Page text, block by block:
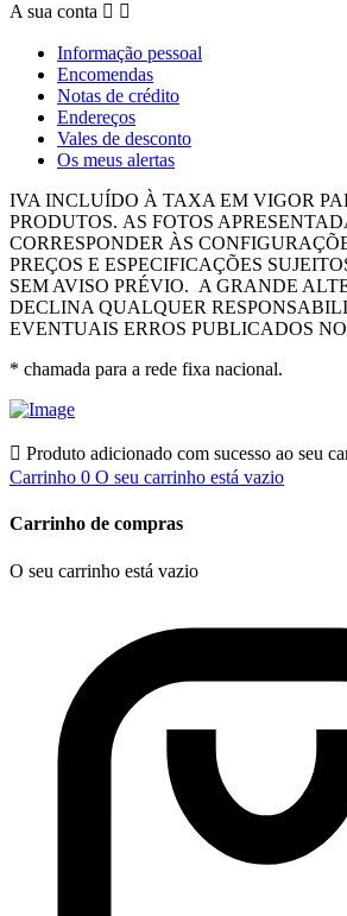
A sua conta  
Informação pessoal
Encomendas
Notas de crédito
Endereços
Vales de desconto
Os meus alertas
IVA INCLUÍDO À TAXA EM VIGOR
PRODUTOS. AS FOTOS
CORRESPONDER ÀS
PREÇOS E ESPECIFICAÇÕES
SEM AVISO PRÉVIO. A GRANDE
DECLINA QUALQUER
EVENTUAIS ERROS PUBLICADOS
* chamada para a rede fixa nacional.
 Produto adicionado com sucesso ao seu
Carrinho 0 O seu carrinho está vazio
Carrinho de compras
O seu carrinho está vazio